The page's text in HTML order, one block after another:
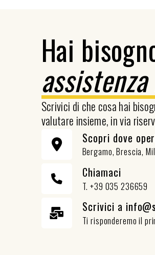
Hai
Scrivici di che cosa hai
valutare insieme, in via
Scopri dove
Bergamo, Brescia,
Chiamaci
T. +39 035 236659
Scrivici a
Ti risponderemo il